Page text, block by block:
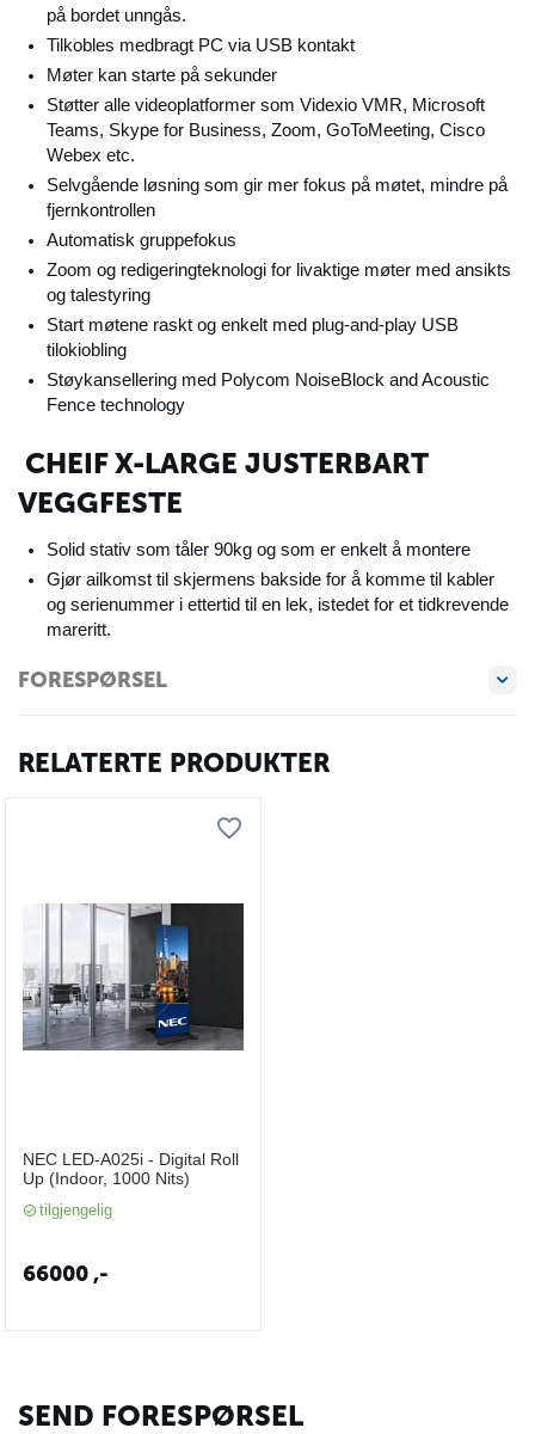
på bordet unngås.
Tilkobles medbragt PC via USB kontakt
Møter kan starte på sekunder
Støtter alle videoplatformer som Videxio VMR, Microsoft
Teams, Skype for Business, Zoom, GoToMeeting, Cisco
Webex etc.
Selvgående løsning som gir mer fokus på møtet, mindre på
fjernkontrollen
Automatisk gruppefokus
Zoom og redigeringteknologi for livaktige møter med ansikts
og talestyring
Start møtene raskt og enkelt med plug-and-play USB
tilokiobling
Støykansellering med Polycom NoiseBlock and Acoustic
Fence technology
CHEIF X-LARGE JUSTERBART
VEGGFESTE
Solid stativ som tåler 90kg og som er enkelt å montere
Gjør ailkomst til skjermens bakside for å komme til kabler
og serienummer i ettertid til en lek, istedet for et tidkrevende
mareritt.
FORESPØRSEL
RELATERTE PRODUKTER
NEC LED-A025i - Digital Roll
Up (Indoor, 1000 Nits)
tilgjengelig
66000,-
SEND FORESPØRSEL